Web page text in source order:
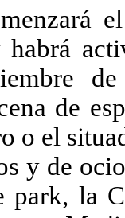
de
o el
y de
park, la